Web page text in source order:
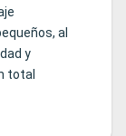
al
y
total